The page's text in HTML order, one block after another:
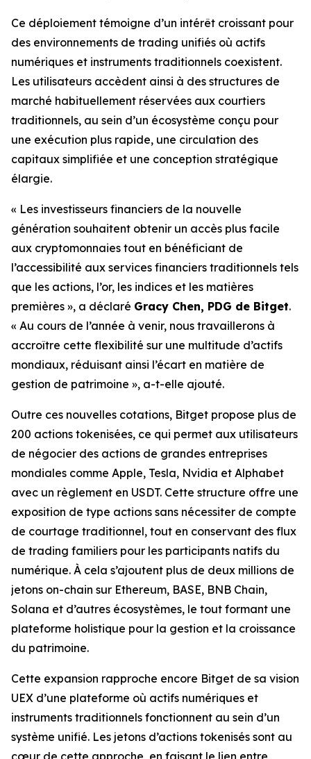
Ce déploiement témoigne d’un intérêt croissant pour
des environnements de trading unifiés où actifs
numériques et instruments traditionnels coexistent.
Les utilisateurs accèdent ainsi à des structures de
marché habituellement réservées aux courtiers
traditionnels, au sein d’un écosystème conçu pour
une exécution plus rapide, une circulation des
capitaux simplifiée et une conception stratégique
élargie.
« Les investisseurs financiers de la nouvelle
génération souhaitent obtenir un accès plus facile
aux cryptomonnaies tout en bénéficiant de
l’accessibilité aux services financiers traditionnels tels
que les actions, l’or, les indices et les matières
premières », a déclaré Gracy Chen, PDG de Bitget.
« Au cours de l’année à venir, nous travaillerons à
accroître cette flexibilité sur une multitude d’actifs
mondiaux, réduisant ainsi l’écart en matière de
gestion de patrimoine », a-t-elle ajouté.
Outre ces nouvelles cotations, Bitget propose plus de
200 actions tokenisées, ce qui permet aux utilisateurs
de négocier des actions de grandes entreprises
mondiales comme Apple, Tesla, Nvidia et Alphabet
avec un règlement en USDT. Cette structure offre une
exposition de type actions sans nécessiter de compte
de courtage traditionnel, tout en conservant des flux
de trading familiers pour les participants natifs du
numérique. À cela s’ajoutent plus de deux millions de
jetons on-chain sur Ethereum, BASE, BNB Chain,
Solana et d’autres écosystèmes, le tout formant une
plateforme holistique pour la gestion et la croissance
du patrimoine.
Cette expansion rapproche encore Bitget de sa vision
UEX d’une plateforme où actifs numériques et
instruments traditionnels fonctionnent au sein d’un
système unifié. Les jetons d’actions tokenisés sont au
cœur de cette approche, en faisant le lien entre